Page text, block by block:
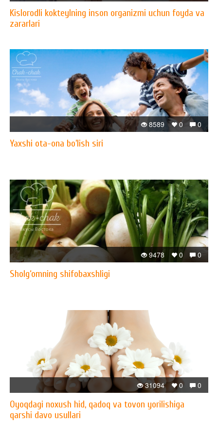
Kislorodli kokteylning inson organizmi uchun foyda va
zararlari
0
0
8589
Yaxshi ota-ona bo’lish siri
0
0
9478
Sholg‘omning shifobaxshligi
0
0
31094
Oyoqdagi noxush hid, qadoq va tovon yorilishiga
qarshi davo usullari